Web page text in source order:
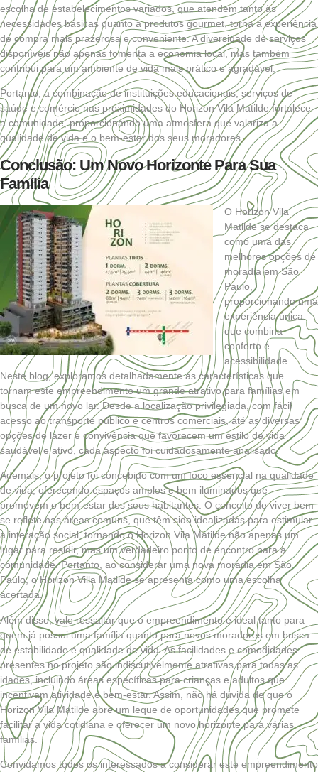
escolha de estabelecimentos variados, que atendem tanto às
necessidades básicas quanto a produtos gourmet, torna a experiência
de compra mais prazerosa e conveniente. A diversidade de serviços
disponíveis não apenas fomenta a economia local, mas também
contribui para um ambiente de vida mais prático e agradável.
Portanto, a combinação de instituições educacionais, serviços de
saúde e comércio nas proximidades do Horizon Vila Matilde fortalece
a comunidade, proporcionando uma atmosfera que valoriza a
qualidade de vida e o bem-estar dos seus moradores.
Conclusão: Um Novo Horizonte Para Sua
Família
O Horizon Vila
Matilde se destaca
como uma das
melhores opções de
moradia em São
Paulo,
proporcionando uma
experiência única
que combina
conforto e
acessibilidade.
Neste blog, exploramos detalhadamente as características que
tornam este empreendimento um grande atrativo para famílias em
busca de um novo lar. Desde a localização privilegiada, com fácil
acesso ao transporte público e centros comerciais, até as diversas
opções de lazer e convivência que favorecem um estilo de vida
saudável e ativo, cada aspecto foi cuidadosamente analisado.
Ademais, o projeto foi concebido com um foco essencial na qualidade
de vida, oferecendo espaços amplos e bem iluminados que
promovem o bem-estar dos seus habitantes. O conceito de viver bem
se reflete nas áreas comuns, que têm sido idealizadas para estimular
a interação social, tornando o Horizon Vila Matilde não apenas um
lugar para residir, mas um verdadeiro ponto de encontro para a
comunidade. Portanto, ao considerar uma nova moradia em São
Paulo, o Horizon Villa Matilde se apresenta como uma escolha
acertada.
Além disso, vale ressaltar que o empreendimento é ideal tanto para
quem já possui uma família quanto para novos moradores em busca
de estabilidade e qualidade de vida. As facilidades e comodidades
presentes no projeto são indiscutivelmente atrativas para todas as
idades, incluindo áreas específicas para crianças e adultos que
incentivam atividade e bem-estar. Assim, não há dúvida de que o
Horizon Vila Matilde abre um leque de oportunidades que promete
facilitar a vida cotidiana e oferecer um novo horizonte para várias
famílias.
Convidamos todos os interessados a considerar este empreendimento